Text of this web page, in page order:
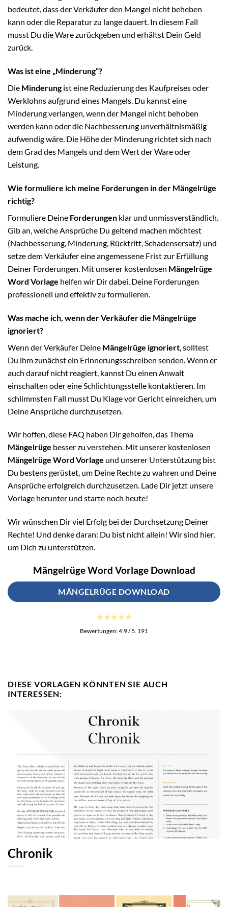
bedeutet, dass der Verkäufer den Mangel nicht beheben
kann oder die Reparatur zu lange dauert. In diesem Fall
musst Du die Ware zurückgeben und erhältst Dein Geld
zurück.
Was ist eine „Minderung“?
Die Minderungist eine Reduzierung des Kaufpreises oder
Werklohns aufgrund eines Mangels. Du kannst eine
Minderung verlangen, wenn der Mangel nicht behoben
werden kann oder die Nachbesserung unverhältnismäßig
aufwendig wäre. Die Höhe der Minderung richtet sich nach
dem Grad des Mangels und dem Wert der Ware oder
Leistung.
Wie formuliere ich meine Forderungen in der Mängelrüge
richtig?
Formuliere Deine Forderungen klar und unmissverständlich.
Gib an, welche Ansprüche Du geltend machen möchtest
(Nachbesserung, Minderung, Rücktritt, Schadensersatz) und
setze dem Verkäufer eine angemessene Frist zur Erfüllung
Deiner Forderungen. Mit unserer kostenlosen Mängelrüge
Word Vorlage helfen wir Dir dabei, Deine Forderungen
professionell und effektiv zu formulieren.
Was mache ich, wenn der Verkäufer die Mängelrüge
ignoriert?
Wenn der Verkäufer Deine Mängelrüge ignoriert , solltest
Du ihm zunächst ein Erinnerungsschreiben senden. Wenn er
auch darauf nicht reagiert, kannst Du einen Anwalt
einschalten oder eine Schlichtungsstelle kontaktieren. Im
schlimmsten Fall musst Du Klage vor Gericht einreichen, um
Deine Ansprüche durchzusetzen.
Wir hoffen, diese FAQ haben Dir geholfen, das Thema
Mängelrüge besser zu verstehen. Mit unserer kostenlosen
Mängelrüge Word Vorlage und unserer Unterstützung bist
Du bestens gerüstet, um Deine Rechte zu wahren und Deine
Ansprüche erfolgreich durchzusetzen. Lade Dir jetzt unsere
Vorlage herunter und starte noch heute!
Wir wünschen Dir viel Erfolg bei der Durchsetzung Deiner
Rechte! Und denke daran: Du bist nicht allein! Wir sind hier,
um Dich zu unterstützen.
Mängelrüge Word Vorlage Download
MÄNGELRÜGE DOWNLOAD
Bewertungen:4.9/ 5. 191
DIESE VORLAGEN KÖNNTEN SIE AUCH
INTERESSEN:
Chronik